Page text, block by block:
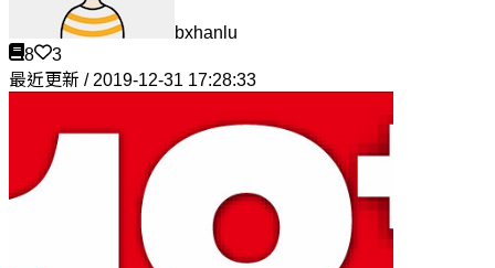
bxhanlu
8
3
最近更新 / 2019-12-31 17:28:33